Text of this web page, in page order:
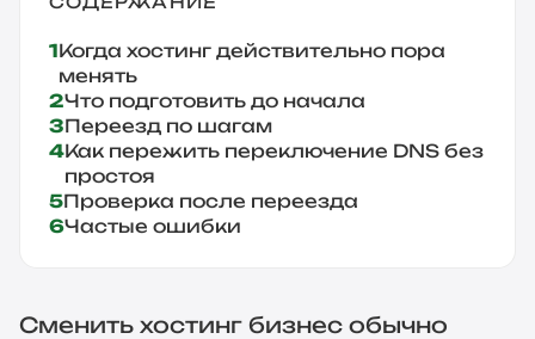
Когда хостинг действительно пора
менять
Что подготовить до начала
Переезд по шагам
Как пережить переключение DNS без
простоя
Проверка после переезда
Частые ошибки
Сменить хостинг бизнес обычно